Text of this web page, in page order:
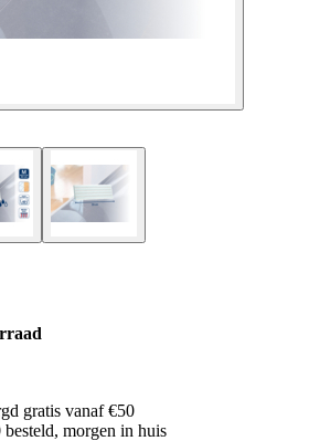
gratis vanaf €50
morgen in huis